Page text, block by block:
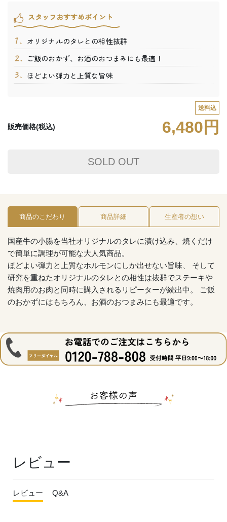
スタッフおすすめポイント
オリジナルのタレとの相性抜群
ご飯のおかず、お酒のおつまみにも最適！
ほどよい弾力と上質な旨味
送料込
販売価格(税込) 6,480円
SOLD OUT
商品のこだわり 商品詳細 生産者の想い
国産牛の小腸を当社オリジナルのタレに漬け込み、焼くだけ
で簡単に調理が可能な大人気商品。
ほどよい弾力と上質なホルモンにしか出せない旨味、 そして
研究を重ねたオリジナルのタレとの相性は抜群でステーキや
焼肉用のお肉と同時に購入されるリピーターが続出中。 ご飯
のおかずにはもちろん、お酒のおつまみにも最適です。
レビュー
レビュー Q&A